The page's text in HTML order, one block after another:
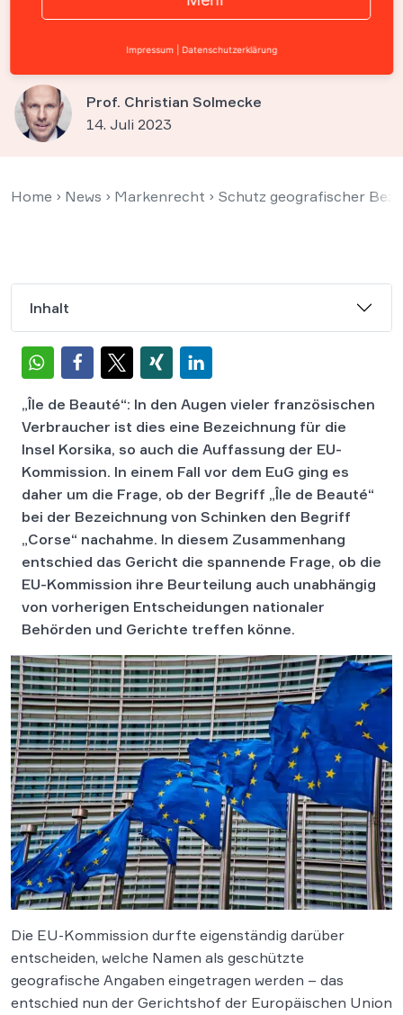
Entscheidungsbefugnisse der
EU-Kommission
Prof. Christian Solmecke
14. Juli 2023
Home › News › Markenrecht › Schutz geografischer
Inhalt
„Île de Beauté“: In den Augen vieler französischen
Verbraucher ist dies eine Bezeichnung für die
Insel Korsika, so auch die Auffassung der EU-
Kommission. In einem Fall vor dem EuG ging es
daher um die Frage, ob der Begriff „Île de Beauté“
bei der Bezeichnung von Schinken den Begriff
„Corse“ nachahme. In diesem Zusammenhang
entschied das Gericht die spannende Frage, ob die
EU-Kommission ihre Beurteilung auch unabhängig
von vorherigen Entscheidungen nationaler
Behörden und Gerichte treffen könne.
Die EU-Kommission durfte eigenständig darüber
entscheiden, welche Namen als geschützte
geografische Angaben eingetragen werden – das
entschied nun der Gerichtshof der Europäischen Union
Impressum Datenschutzerklärung